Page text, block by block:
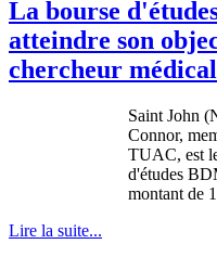
La bourse
atteindre son
chercheur médical
Saint John
Connor,
TUAC, est
d'études
montant de
Lire la suite...